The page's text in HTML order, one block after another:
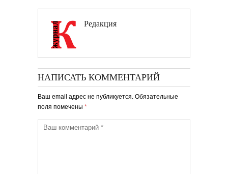
Редакция
НАПИСАТЬ КОММЕНТАРИЙ
Ваш email адрес не публикуется. Обязательные
поля помечены *